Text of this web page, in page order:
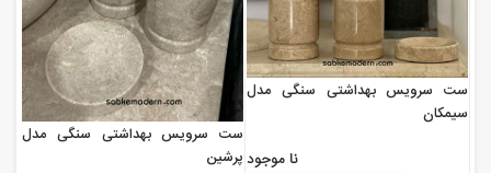
ست سرویس بهداشتی سنگی مدل
سیمکان
نا موجود
ست سرویس بهداشتی سنگی مدل
پرشین